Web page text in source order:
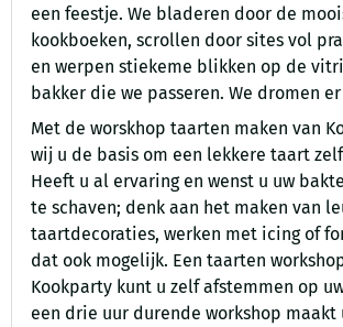
een feestje. We bladeren door de
kookboeken, scrollen door sites vol
en werpen stiekeme blikken op de
bakker die we passeren. We dromen
Met de worskhop taarten maken van
wij u de basis om een lekkere taart
Heeft u al ervaring en wenst u uw
te schaven; denk aan het maken van
taartdecoraties, werken met icing of
dat ook mogelijk. Een taarten
Kookparty kunt u zelf afstemmen op
een drie uur durende workshop maakt